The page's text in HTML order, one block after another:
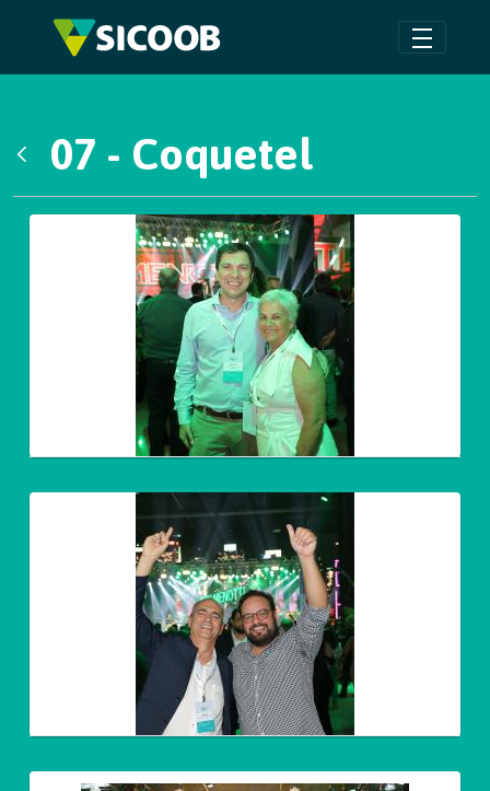
Pular para o Conteúdo principal
07 - Coquetel
Galeria de Mídias